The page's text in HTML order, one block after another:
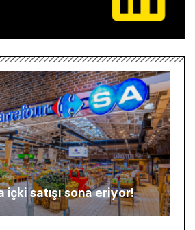
içki satışı sona eriyor!